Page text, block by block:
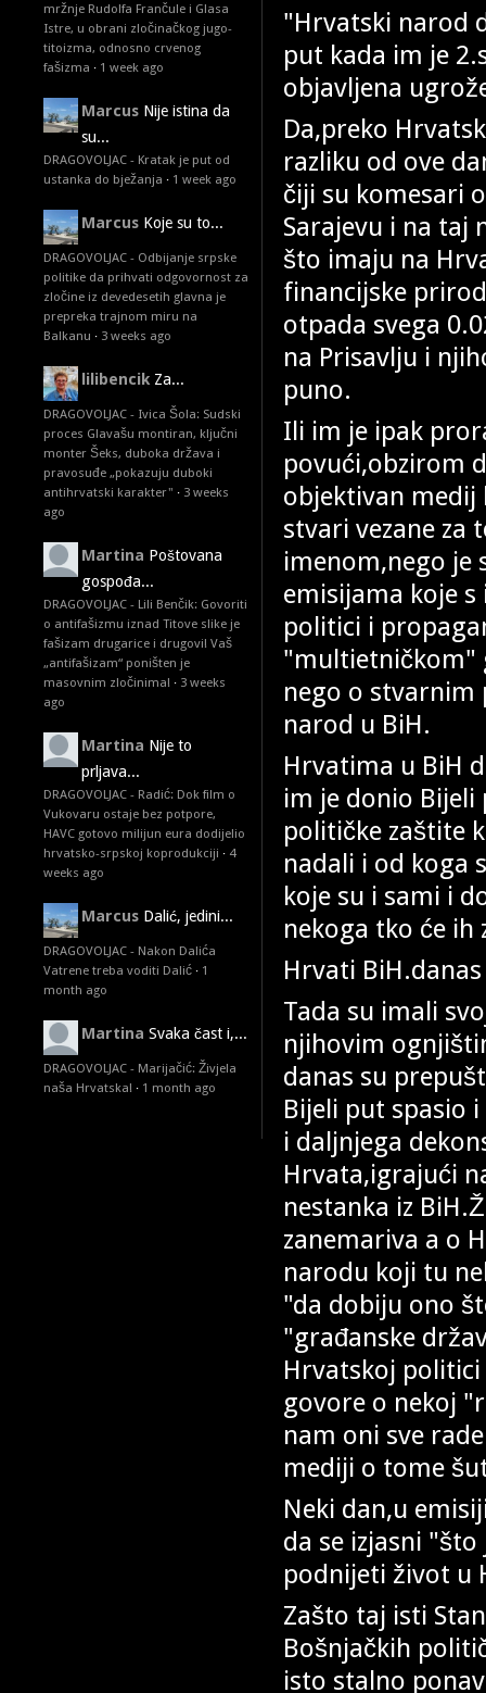
mržnje Rudolfa Frančule i Glasa
Istre, u obrani zločinačkog jugo-
titoizma, odnosno crvenog
fašizma · 1 week ago
Marcus Nije istina da
su...
DRAGOVOLJAC - Kratak je put od
ustanka do bježanja · 1 week ago
Marcus Koje su to...
DRAGOVOLJAC - Odbijanje srpske
politike da prihvati odgovornost za
zločine iz devedesetih glavna je
prepreka trajnom miru na
Balkanu · 3 weeks ago
lilibencik Za...
DRAGOVOLJAC - Ivica Šola: Sudski
proces Glavašu montiran, ključni
monter Šeks, duboka država i
pravosuđe „pokazuju duboki
antihrvatski karakter" · 3 weeks
ago
Martina Poštovana
gospođa...
DRAGOVOLJAC - Lili Benčik: Govoriti
o antifašizmu iznad Titove slike je
fašizam drugarice i drugovi! Vaš
„antifašizam“ poništen je
masovnim zločinima! · 3 weeks
ago
Martina Nije to
prljava...
DRAGOVOLJAC - Radić: Dok film o
Vukovaru ostaje bez potpore,
HAVC gotovo milijun eura dodijelio
hrvatsko-srpskoj koprodukciji · 4
weeks ago
Marcus Dalić, jedini...
DRAGOVOLJAC - Nakon Dalića
Vatrene treba voditi Dalić · 1
month ago
Martina Svaka čast i,...
DRAGOVOLJAC - Marijačić: Živjela
naša Hrvatska! · 1 month ago
"Hrvatski narod
put kada im je
objavljena
Da,preko
razliku od ove
čiji su komesari
Sarajevu i na taj
što imaju na
financijske
otpada svega
na Prisavlju i
puno.
Ili im je ipak
povući,obzirom
objektivan medij
stvari vezane za
imenom,nego je
emisijama koje
politici i
"multietničkom"
nego o stvarnim
narod u BiH.
Hrvatima u BiH
im je donio
političke zaštite
nadali i od koga
koje su i sami i
nekoga tko će
Hrvati
Tada su imali
njihovim
danas su
Bijeli put spasio
i daljnjega
Hrvata,igrajući
nestanka iz
zanemariva a o
narodu koji tu
"da dobiju ono
"građanske
Hrvatskoj
govore o nekoj
nam oni sve
mediji o tome
Neki dan,u
da se izjasni
podnijeti život u
Zašto taj isti
Bošnjačkih
isto stalno